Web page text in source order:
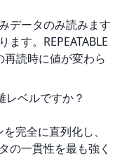
データのみ読みます
す。REPEATABLE
再読時に値が変わら
レベルですか？
完全に直列化し、
の一貫性を最も強く